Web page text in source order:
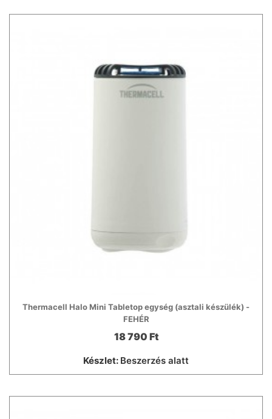
Thermacell Halo Mini Tabletop egység (asztali készülék) -
FEHÉR
18 790 Ft
Készlet: Beszerzés alatt